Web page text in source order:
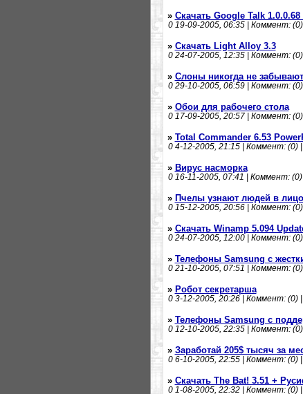
» Скачать Google Talk 1.0.0.68
019-09-2005, 06:35 | Коммент:
» Скачать Light Alloy 3.3
024-07-2005, 12:35 | Коммент:
» Слоны никогда не
029-10-2005, 06:59 | Коммент:
» Обои для рабочего стола
017-09-2005, 20:57 | Коммент:
» Total Commander 6.53
04-12-2005, 21:15 | Коммент: (0)
» Вирус насморка
016-11-2005, 07:41 | Коммент:
» Пчелы узнают людей в лицо
015-12-2005, 20:56 | Коммент:
» Скачать Winamp 5.094
024-07-2005, 12:00 | Коммент:
» Телефоны Samsung с
021-10-2005, 07:51 | Коммент:
» Робот секретарша
03-12-2005, 20:26 | Коммент: (0)
» Телефоны Samsung с
012-10-2005, 22:35 | Коммент:
» Заработай 205$ тысяч за
06-10-2005, 22:55 | Коммент: (0)
» Скачать The Bat! 3.51 +
01-08-2005, 22:32 | Коммент: (0)